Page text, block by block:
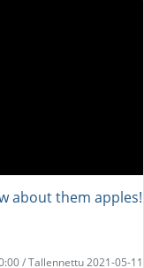
about them apples!
/ Tallennettu 2021-05-11